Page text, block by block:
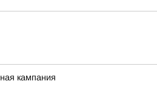
кампания